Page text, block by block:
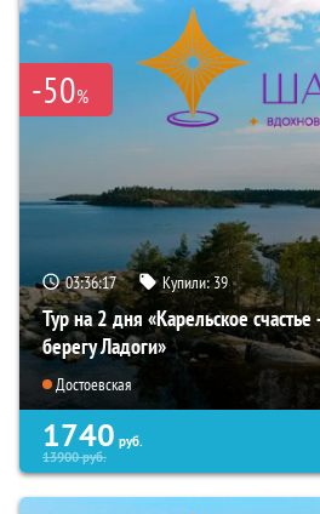
-50%
03:36:16 Купили:39
Тур на 2 дня «Карельское
берегу Ладоги»
Достоевская
1740 руб.
13900руб.